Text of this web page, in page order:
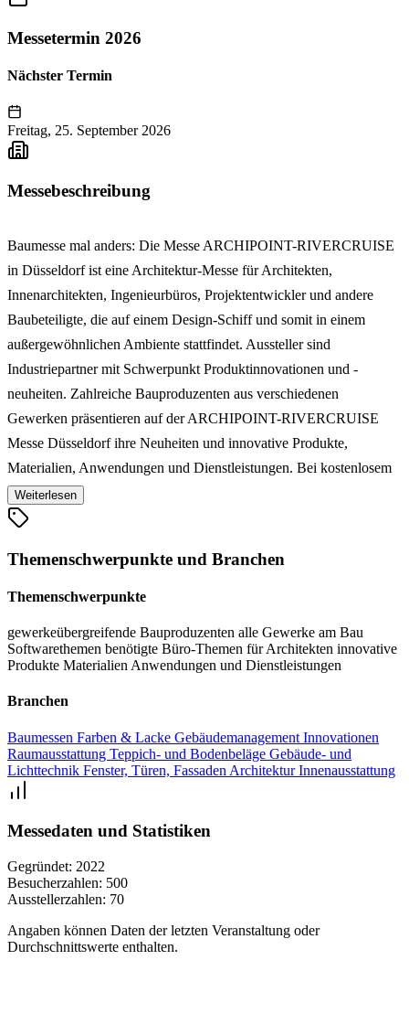
Messetermin 2026
Nächster Termin
Freitag, 25. September 2026
Messebeschreibung
Baumesse mal anders: Die Messe ARCHIPOINT-RIVERCRUISE
in Düsseldorf ist eine Architektur-Messe für Architekten,
Innenarchitekten, Ingenieurbüros, Projektentwickler und andere
Baubeteiligte, die auf einem Design-Schiff und somit in einem
außergewöhnlichen Ambiente stattfindet. Aussteller sind
Industriepartner mit Schwerpunkt Produktinnovationen und -
neuheiten. Zahlreiche Bauproduzenten aus verschiedenen
Gewerken präsentieren auf der ARCHIPOINT-RIVERCRUISE
Messe Düsseldorf ihre Neuheiten und innovative Produkte,
Materialien, Anwendungen und Dienstleistungen. Bei kostenlosem
TOP-Walking-Catering (eigene Küche) resultiert ein anregender
Erfahrungsaustausch zwischen Industrie und Architektur. Get-
Biodiesel ist die Road-/Rivershow (3 Tage - 3 Städte - Frankfurt-
Köln-Düsseldorf) somit fast CO2-neutral. Das Design-Schiff liegt
Düsseldorf nahe der Altstadt vor Anker und ist somit auch für die
auswärtige Architekturszene aus Sicht regionaler
Weiterlesen
Themenschwerpunkte und Branchen
Themenschwerpunkte
gewerkeübergreifende Bauproduzenten alle Gewerke am Bau
Softwarethemen benötigte Büro-Themen für Architekten innovative
Produkte Materialien Anwendungen und Dienstleistungen
Branchen
Baumessen Farben & Lacke Gebäudemanagement Innovationen
Raumausstattung Teppich- und Bodenbeläge Gebäude- und
Lichttechnik Fenster, Türen, Fassaden ArchitekturInnenausstattung
Messedaten und Statistiken
Gegründet: 2022
Besucherzahlen: 500
Ausstellerzahlen: 70
Angaben können Daten der letzten Veranstaltung oder
Durchschnittswerte enthalten.